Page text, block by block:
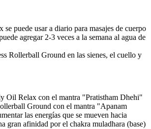
puede usar a diario para masajes de cuerpo
agregar 2-3 veces a la semana al agua de
Rollerball Ground en las sienes, el cuello y
Oil Relax con el mantra "Pratistham Dhehi"
Ground con el mantra "Apanam
las energías que se mueven hacia
gran afinidad por el chakra muladhara (base)